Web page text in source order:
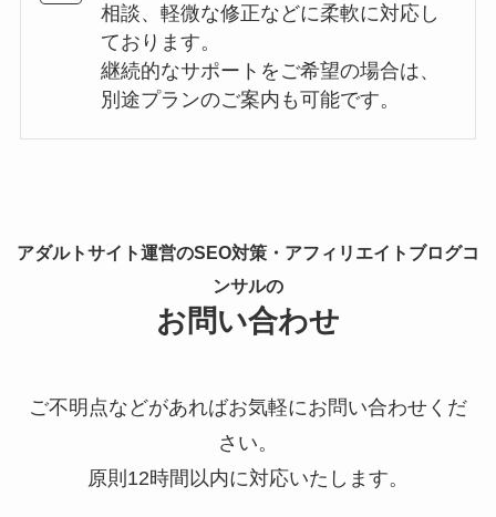
相談、軽微な修正などに柔軟に対応し
ております。
継続的なサポートをご希望の場合は、
別途プランのご案内も可能です。
アダルトサイト運営のSEO対策・アフィリエイトブログコ
ンサルの
お問い合わせ
ご不明点などがあればお気軽にお問い合わせくだ
さい。
原則12時間以内に対応いたします。